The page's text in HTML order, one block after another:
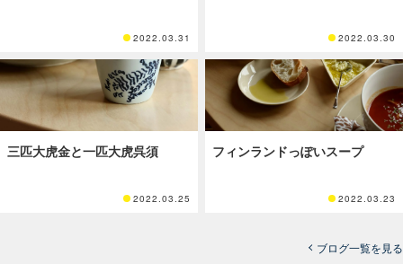
2022.03.31 2022.03.30
三匹大虎金と一匹大虎呉須
2022.03.25
フィンランドっぽいスープ
2022.03.23
ブログ一覧を見る